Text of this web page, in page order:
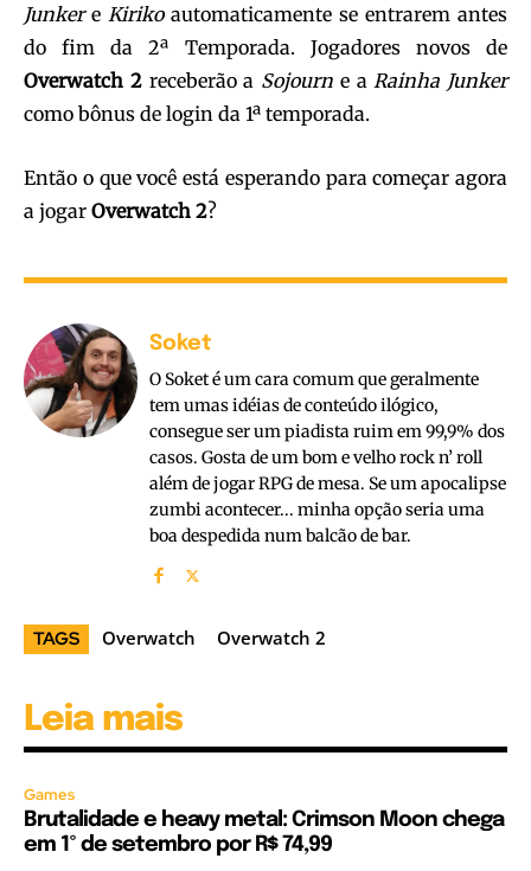
Junkere Kirikoautomaticamente se entrarem antes
do fim da 2ª Temporada. Jogadores novos de
Overwatch 2receberão a Sojourn e aRainha Junker
como bônus de login da 1ª temporada.
Então o que você está esperando para começar agora
a jogar Overwatch 2?
Soket
O Soket é um cara comum que geralmente
tem umas idéias de conteúdo ilógico,
consegue ser um piadista ruim em 99,9% dos
casos. Gosta de um bom e velho rock n’ roll
além de jogar RPG de mesa. Se um apocalipse
zumbi acontecer... minha opção seria uma
boa despedida num balcão de bar.
TAGS Overwatch Overwatch 2
Leia mais
Games
Brutalidade e heavy metal: Crimson Moon chega
em 1º de setembro por R$ 74,99